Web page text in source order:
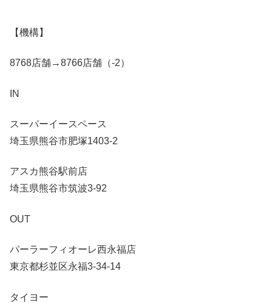
【機構】
8768店舗→8766店舗（-2）
IN
スーパーイースペース
埼玉県熊谷市肥塚1403-2
アスカ熊谷駅前店
埼玉県熊谷市筑波3-92
OUT
パーラーフィオーレ西永福店
東京都杉並区永福3-34-14
タイヨー